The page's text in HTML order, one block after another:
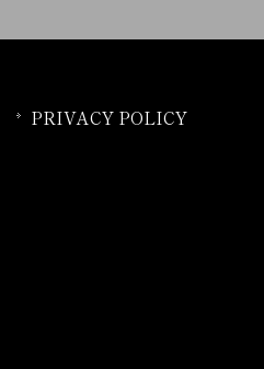
PRIVACY POLICY